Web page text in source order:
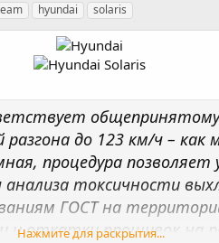
hyundai solaris
до 123 км/ч – как
процедура позволяет
токсичности
ГОСТ на
откатки прошивок на
Нажмите для раскрытия...